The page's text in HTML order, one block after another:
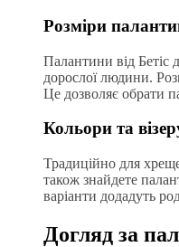
Розміри
Палантини від Бетіс
дорослої людини.
Це дозволяє обрати
Кольори та
Традиційно для
також знайдете
варіанти додадуть
Догляд за